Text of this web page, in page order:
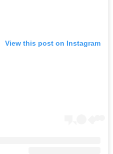
View this post on Instagram